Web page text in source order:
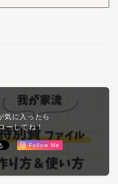
気に入ったら
ーしてね！
Follow Me